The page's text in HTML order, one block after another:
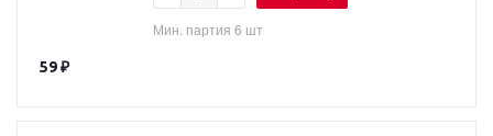
Мин. партия 6 шт
59₽